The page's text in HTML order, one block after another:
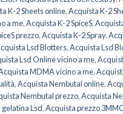
K-2 Sheets online,Acquista K-2
a me,Acquista K-2 SpiceS,
prezzo,Acquista K-2 Spray,
Lsd Blotters,Acquista Lsd
Lsd Online vicino a me,
MDMA vicino a me,
,Acquista Nembutal online,
Nembutal prezzo,Acquista
Lsd,Acquista prezzo